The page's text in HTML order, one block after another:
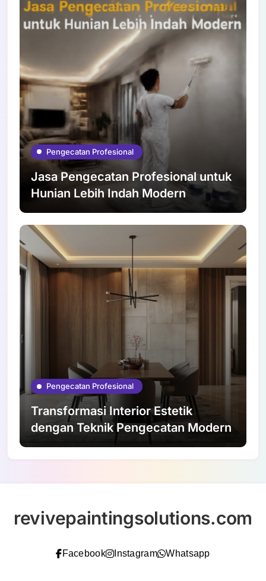
Pengecatan Profesional
Jasa Pengecatan Profesional untuk
Hunian Lebih Indah Modern
Pengecatan Profesional
Transformasi Interior Estetik
dengan Teknik Pengecatan Modern
revivepaintingsolutions.com
Facebook Instagram Whatsapp